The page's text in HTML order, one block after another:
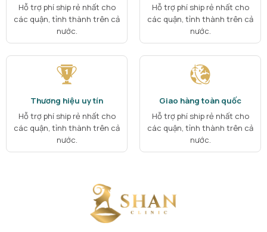
Hỗ trợ phí ship rẻ nhất cho
các quận, tỉnh thành trên cả
nước.
Hỗ trợ phí ship rẻ nhất cho
các quận, tỉnh thành trên cả
nước.
Thương hiệu uy tín
Hỗ trợ phí ship rẻ nhất cho
các quận, tỉnh thành trên cả
nước.
Giao hàng toàn quốc
Hỗ trợ phí ship rẻ nhất cho
các quận, tỉnh thành trên cả
nước.